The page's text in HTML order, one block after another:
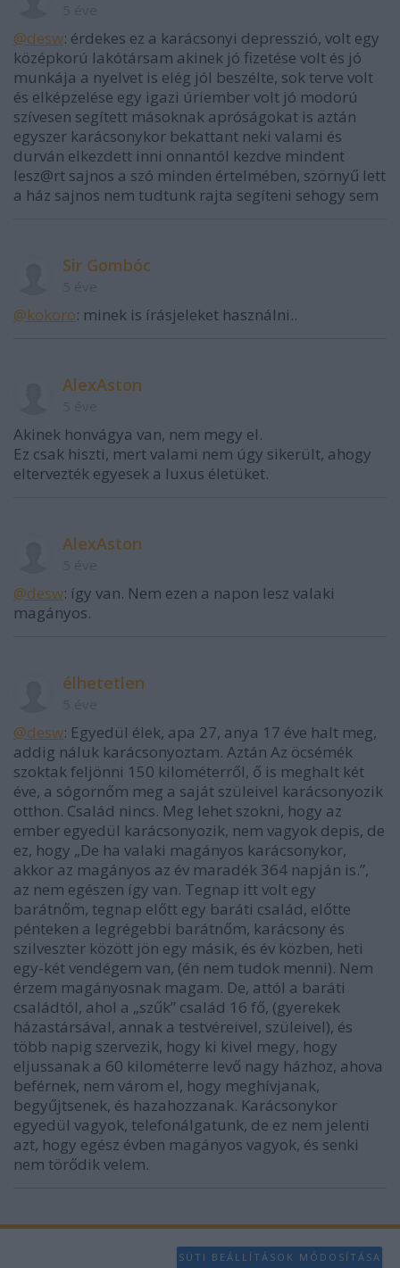
@desw: érdekes ez a karácsonyi depresszió, volt egy
középkorú lakótársam akinek jó fizetése volt és jó
munkája a nyelvet is elég jól beszélte, sok terve volt
és elképzelése egy igazi úriember volt jó modorú
szívesen segített másoknak apróságokat is aztán
egyszer karácsonykor bekattant neki valami és
durván elkezdett inni onnantól kezdve mindent
lesz@rt sajnos a szó minden értelmében, szörnyű lett
a ház sajnos nem tudtunk rajta segíteni sehogy sem
Sir Gombóc
@kokoro: minek is írásjeleket használni..
AlexAston
Akinek honvágya van, nem megy el.
Ez csak hiszti, mert valami nem úgy sikerült, ahogy
eltervezték egyesek a luxus életüket.
AlexAston
@desw: így van. Nem ezen a napon lesz valaki
magányos.
élhetetlen
@desw: Egyedül élek, apa 27, anya 17 éve halt meg,
addig náluk karácsonyoztam. Aztán Az öcsémék
szoktak feljönni 150 kilométerről, ő is meghalt két
éve, a sógornőm meg a saját szüleivel karácsonyozik
otthon. Család nincs. Meg lehet szokni, hogy az
ember egyedül karácsonyozik, nem vagyok depis, de
ez, hogy „De ha valaki magányos karácsonykor,
akkor az magányos az év maradék 364 napján is.”,
az nem egészen így van. Tegnap itt volt egy
barátnőm, tegnap előtt egy baráti család, előtte
pénteken a legrégebbi barátnőm, karácsony és
szilveszter között jön egy másik, és év közben, heti
egy-két vendégem van, (én nem tudok menni). Nem
érzem magányosnak magam. De, attól a baráti
családtól, ahol a „szűk” család 16 fő, (gyerekek
házastársával, annak a testvéreivel, szüleivel), és
több napig szervezik, hogy ki kivel megy, hogy
eljussanak a 60 kilométerre levő nagy házhoz, ahova
beférnek, nem várom el, hogy meghívjanak,
begyűjtsenek, és hazahozzanak. Karácsonykor
egyedül vagyok, telefonálgatunk, de ez nem jelenti
azt, hogy egész évben magányos vagyok, és senki
nem törődik velem.
SÜTI BEÁLLÍTÁSOK MÓDOSÍTÁSA